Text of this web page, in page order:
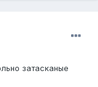
затасканые